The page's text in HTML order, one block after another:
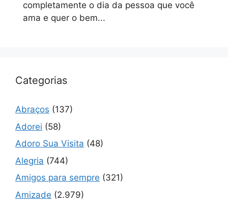
completamente o dia da pessoa que você
ama e quer o bem...
Categorias
Abraços (137)
Adorei (58)
Adoro Sua Visita (48)
Alegria (744)
Amigos para sempre (321)
Amizade (2.979)